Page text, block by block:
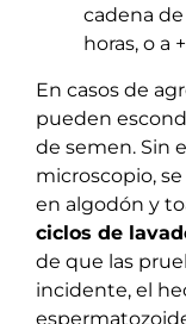
cadena
horas, o a
En casos de
pueden
de semen. Sin
microscopio,
en algodón y
ciclos de
de que las
incidente, el